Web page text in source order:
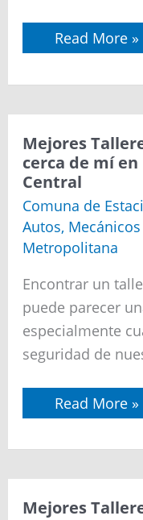
Read More »
Mejores
cerca de mí
Central
Comuna de
Autos,
Metropolitana
Encontrar un
puede parecer
especialmente
seguridad de
Mejores
Talleres
Mecánicos
de
autos
cerca
de
mí
en
comuna
de
Estación
Central
Read More »
Mejores
Mejores